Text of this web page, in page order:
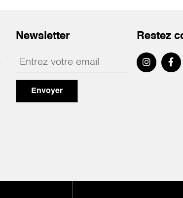
Newsletter
Envoyer
Restez